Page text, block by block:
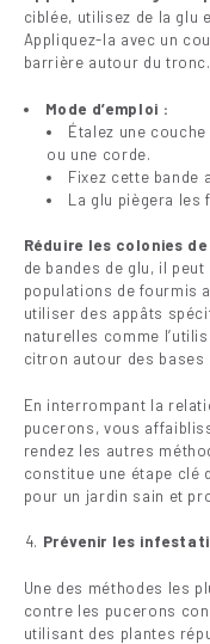
ciblée, utilisez de la glu
Appliquez-la avec un
barrière autour du tronc.
Mode d’emploi :
Étalez une
ou une corde.
Fixez cette bande
La glu piègera les
Réduire les colonies
de bandes de glu, il
populations de fourmis
utiliser des appâts
naturelles comme
citron autour des
En interrompant la
pucerons, vous
rendez les autres
constitue une étape clé
pour un jardin sain et
Prévenir les
Une des méthodes les
contre les pucerons
utilisant des plantes